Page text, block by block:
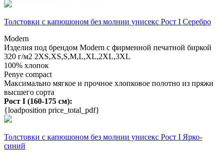
Толстовки с капюшоном без молнии унисекс Рост I Серебро
Modern
Изделия под брендом Modern с фирменной печатной биркой
320 г/м2 2XS,XS,S,M,L,XL,2XL,3XL
100% хлопок
Penye compact
Максимально мягкое и прочное хлопковое полотно из пряжи
высшего сорта
Рост I (160-175 см):
{loadposition price_total_pdf}
Толстовки с капюшоном без молнии унисекс Рост I Ярко-
синий